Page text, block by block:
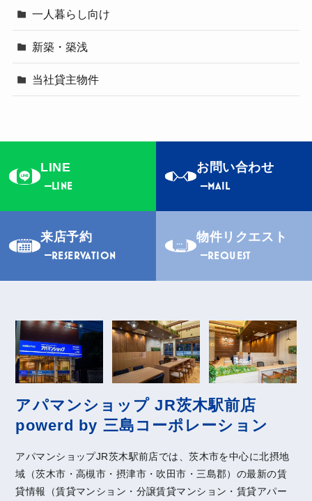
一人暮らし向け
新築・築浅
当社貸主物件
LINE
LINE
お問い合わせ
MAIL
来店予約
RESERVATION
物件リクエスト
REQUEST
アパマンショップ JR茨木駅前店
powerd by 三島コーポレーション
アパマンショップJR茨木駅前店では、茨木市を中心に北摂地
域（茨木市・高槻市・摂津市・吹田市・三島郡）の最新の賃
貸情報（賃貸マンション・分譲賃貸マンション・賃貸アパー